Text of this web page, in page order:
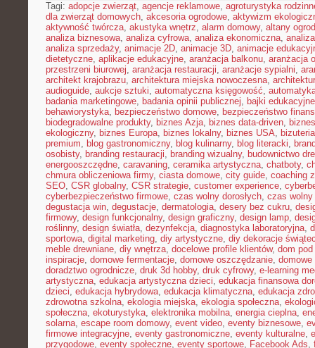
Tagi: adopcje zwierząt, agencje reklamowe, agroturystyka
dla zwierząt domowych, akcesoria ogrodowe, aktywizm
aktywność twórcza, akustyka wnętrz, alarm domowy, altany
analiza biznesowa, analiza cyfrowa, analiza ekonomiczna,
analiza sprzedaży, animacje 2D, animacje 3D, animacje
dietetyczne, aplikacje edukacyjne, aranżacja balkonu, aranżacja
przestrzeni biurowej, aranżacja restauracji, aranżacje sypialni,
architekt krajobrazu, architektura miejska nowoczesna,
audioguide, aukcje sztuki, automatyczna księgowość,
badania marketingowe, badania opinii publicznej, bajki edukacyjne
behawiorystyka, bezpieczeństwo domowe, bezpieczeństwo
biodegradowalne produkty, biznes Azja, biznes data-driven,
ekologiczny, biznes Europa, biznes lokalny, biznes USA,
premium, blog gastronomiczny, blog kulinarny, blog literacki,
osobisty, branding restauracji, branding wizualny, budownictwo
energooszczędne, caravaning, ceramika artystyczna, chatboty,
chmura obliczeniowa firmy, ciasta domowe, city guide, coaching
SEO, CSR globalny, CSR strategie, customer experience,
cyberbezpieczeństwo firmowe, czas wolny dorosłych, czas
degustacja win, degustacje, dermatologia, desery bez cukru,
firmowy, design funkcjonalny, design graficzny, design lamp,
roślinny, design światła, dezynfekcja, diagnostyka laboratoryjna,
sportowa, digital marketing, diy artystyczne, diy dekoracje
meble drewniane, diy wnętrza, docelowe profile klientów, dom
inspiracje, domowe fermentacje, domowe oszczędzanie, domowe
doradztwo ogrodnicze, druk 3d hobby, druk cyfrowy, e-learning
artystyczna, edukacja artystyczna dzieci, edukacja finansowa
dzieci, edukacja hybrydowa, edukacja klimatyczna, edukacja
zdrowotna szkolna, ekologia miejska, ekologia społeczna,
społeczna, ekoturystyka, elektronika mobilna, energia cieplna,
solarna, escape room domowy, event video, eventy biznesowe,
firmowe integracyjne, eventy gastronomiczne, eventy kulturalne,
przygodowe, eventy społeczne, eventy sportowe, Facebook Ads,